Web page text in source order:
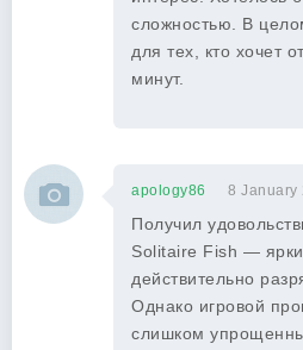
сложностью. В
для тех, кто хочет
минут.
apology86 8 January
Получил
Solitaire Fish —
действительно
Однако игровой
слишком